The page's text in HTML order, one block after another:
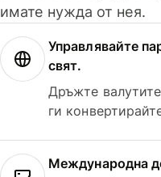
имате нужда от нея.
Управлявайте
свят.
Дръжте
ги
Международна